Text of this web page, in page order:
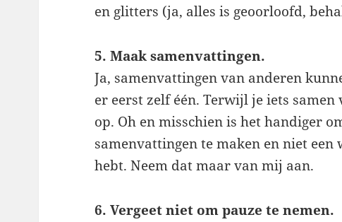
en glitters (ja, alles is geoorloofd,
5. Maak samenvattingen.
Ja, samenvattingen van anderen
er eerst zelf één. Terwijl je iets
op. Oh en misschien is het handiger
samenvattingen te maken en niet
hebt. Neem dat maar van mij aan.
6. Vergeet niet om pauze te nemen.